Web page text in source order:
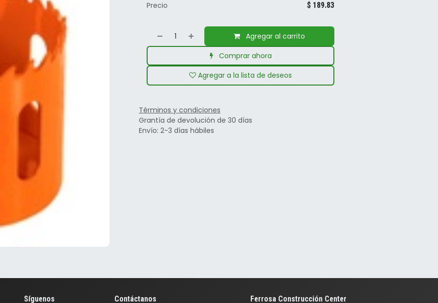
Agregar al carrito
Comprar ahora
Agregar a la lista de deseos
Precio $ 189.83
Términos y condiciones
Grantía de devolución de 30 días
Envío: 2-3 días hábiles
Ferrosa Construcción Center
Síguenos Contáctanos